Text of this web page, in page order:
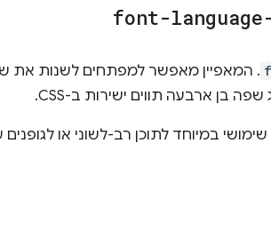
font-
. המאפיין מאפשר למפתחים לשנות
במיוחד לתוכן רב-לשוני או לגופנים